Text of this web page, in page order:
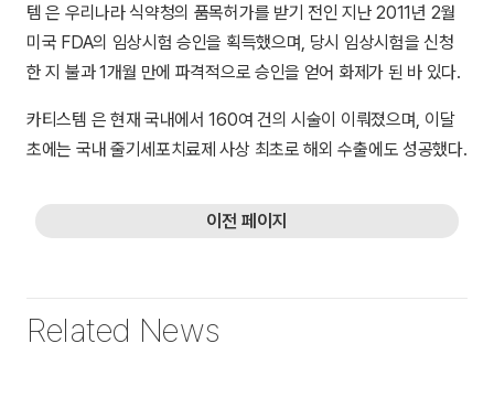
템 은 우리나라 식약청의 품목허가를 받기 전인 지난 2011년 2월
미국 FDA의 임상시험 승인을 획득했으며, 당시 임상시험을 신청
한 지 불과 1개월 만에 파격적으로 승인을 얻어 화제가 된 바 있다.
카티스템 은 현재 국내에서 160여 건의 시술이 이뤄졌으며, 이달
초에는 국내 줄기세포치료제 사상 최초로 해외 수출에도 성공했다.
이전 페이지
Related News